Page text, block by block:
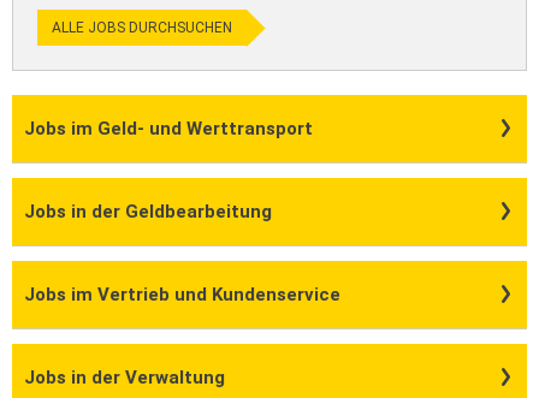
ALLE JOBS DURCHSUCHEN
Jobs im Geld- und Werttransport
Jobs in der Geldbearbeitung
Jobs im Vertrieb und Kundenservice
Jobs in der Verwaltung